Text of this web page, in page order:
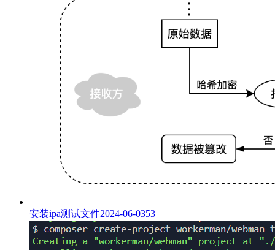
安装ipa测试文件2024-06-0353